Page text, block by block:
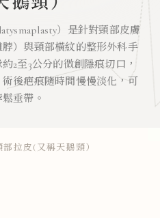
）是針對頸部皮膚
）與頸部橫紋的整形外科手
2至3公分的微創隱痕切口，
後疤痕隨時間慢慢淡化，可
垂帶。
部拉皮(又稱天鵝頸）